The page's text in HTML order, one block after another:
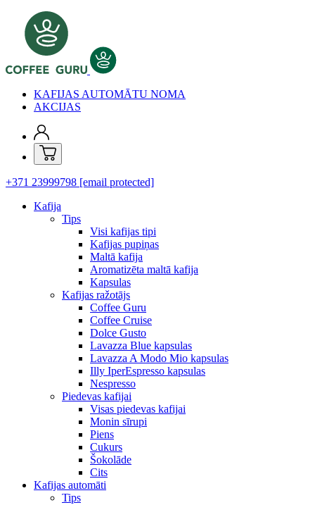
KAFIJAS AUTOMĀTU NOMA
AKCIJAS
+371 23999798 [email protected]
Kafija
Tips
Visi kafijas tipi
Kafijas pupiņas
Maltā kafija
Aromatizēta maltā kafija
Kapsulas
Kafijas ražotājs
Coffee Guru
Coffee Cruise
Dolce Gusto
Lavazza Blue kapsulas
Lavazza A Modo Mio kapsulas
Illy IperEspresso kapsulas
Nespresso
Piedevas kafijai
Visas piedevas kafijai
Monin sīrupi
Piens
Cukurs
Šokolāde
Cits
Kafijas automāti
Tips